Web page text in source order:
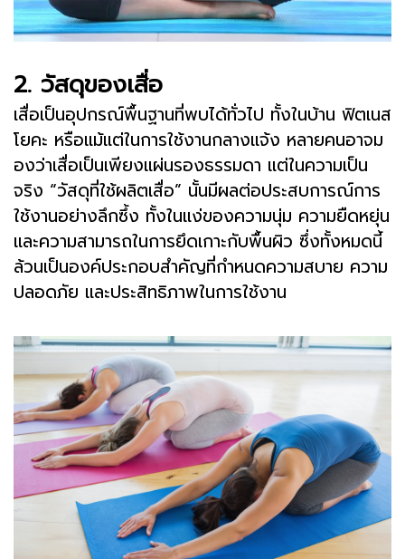
2. วัสดุของเสื่อ
เสื่อเป็นอุปกรณ์พื้นฐานที่พบได้ทั่วไป ทั้งในบ้าน ฟิตเนส
โยคะ หรือแม้แต่ในการใช้งานกลางแจ้ง หลายคนอาจม
องว่าเสื่อเป็นเพียงแผ่นรองธรรมดา แต่ในความเป็น
จริง “วัสดุที่ใช้ผลิตเสื่อ” นั้นมีผลต่อประสบการณ์การ
ใช้งานอย่างลึกซึ้ง ทั้งในแง่ของความนุ่ม ความยืดหยุ่น
และความสามารถในการยึดเกาะกับพื้นผิว ซึ่งทั้งหมดนี้
ล้วนเป็นองค์ประกอบสำคัญที่กำหนดความสบาย ความ
ปลอดภัย และประสิทธิภาพในการใช้งาน